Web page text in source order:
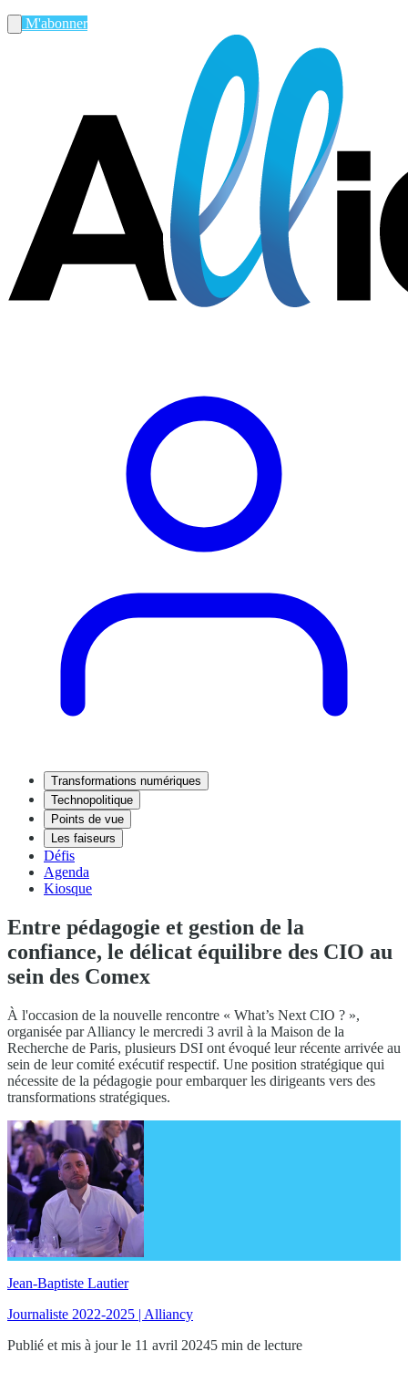
M'abonner
Transformations numériques
Technopolitique
Points de vue
Les faiseurs
Défis
Agenda
Kiosque
Entre pédagogie et gestion de la
confiance, le délicat équilibre des CIO au
sein des Comex
À l'occasion de la nouvelle rencontre « What’s Next CIO ? »,
organisée par Alliancy le mercredi 3 avril à la Maison de la
Recherche de Paris, plusieurs DSI ont évoqué leur récente arrivée au
sein de leur comité exécutif respectif. Une position stratégique qui
nécessite de la pédagogie pour embarquer les dirigeants vers des
transformations stratégiques.
Jean-Baptiste Lautier
Journaliste 2022-2025 | Alliancy
Publié et mis à jour le 11 avril 20245 min de lecture